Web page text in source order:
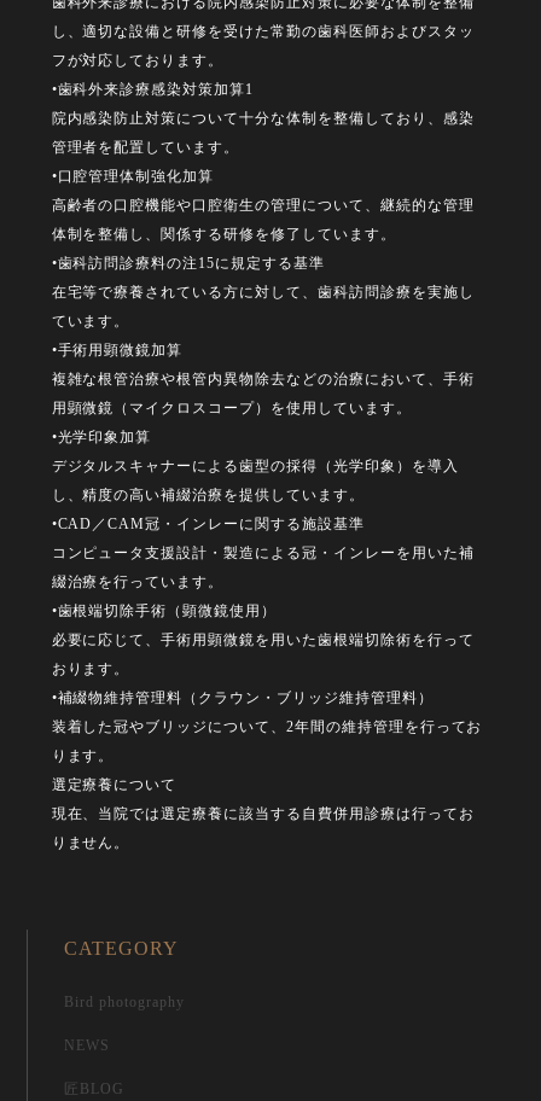
し、適切な設備と研修を受けた常勤の歯科医師およびスタッ
フが対応しております。
•歯科外来診療感染対策加算1
院内感染防止対策について十分な体制を整備しており、感染
管理者を配置しています。
•口腔管理体制強化加算
高齢者の口腔機能や口腔衛生の管理について、継続的な管理
体制を整備し、関係する研修を修了しています。
•歯科訪問診療料の注15に規定する基準
在宅等で療養されている方に対して、歯科訪問診療を実施し
ています。
•手術用顕微鏡加算
複雑な根管治療や根管内異物除去などの治療において、手術
用顕微鏡（マイクロスコープ）を使用しています。
•光学印象加算
デジタルスキャナーによる歯型の採得（光学印象）を導入
し、精度の高い補綴治療を提供しています。
•CAD／CAM冠・インレーに関する施設基準
コンピュータ支援設計・製造による冠・インレーを用いた補
綴治療を行っています。
•歯根端切除手術（顕微鏡使用）
必要に応じて、手術用顕微鏡を用いた歯根端切除術を行って
おります。
•補綴物維持管理料（クラウン・ブリッジ維持管理料）
装着した冠やブリッジについて、2年間の維持管理を行ってお
ります。
選定療養について
現在、当院では選定療養に該当する自費併用診療は行ってお
りません。
CATEGORY
Bird photography
NEWS
匠BLOG